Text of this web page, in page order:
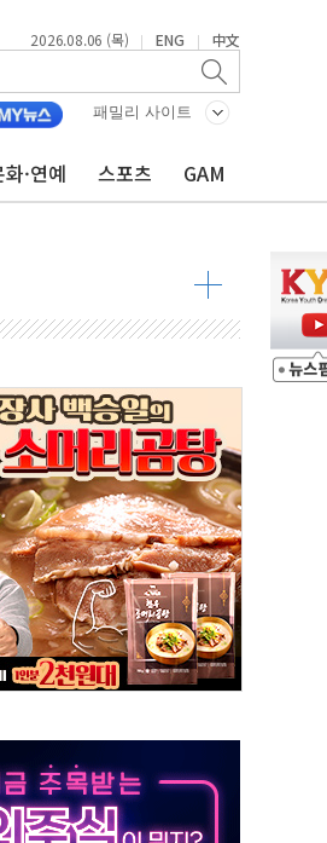
2026.08.06 (목) | ENG | 中文
패밀리 사이트
화·연예 스포츠 GAM
큰 변수"
·42일 만 도발
져
처리 여부도 변수
주"